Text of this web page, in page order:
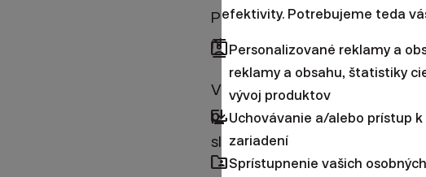
Príčin pravidelného
niekoľko.
V prvom rade sme s nimi
portfólií pre potreby
slovenský trh bezkonkurenčný
efektivity. Potrebujeme teda
contactsPersonalizované reklamy a
reklamy a obsahu, štatistiky
vývoj produktov
browser_updatedUchovávanie a/alebo prístup
zariadení
folder_sharedSprístupnenie vašich